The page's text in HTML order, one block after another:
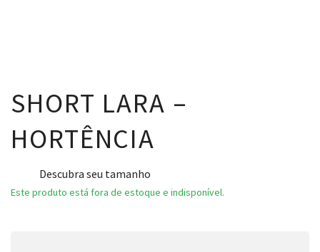
SHORT LARA –
HORTÊNCIA
Descubra seu tamanho
Este produto está fora de estoque e indisponível.